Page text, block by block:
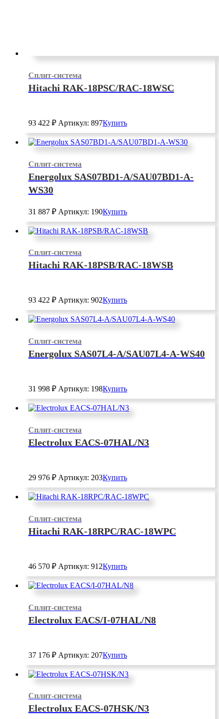
Сплит-система
Hitachi RAK-18PSC/RAC-18WSC
93 422 ₽ Артикул: 897Купить
Сплит-система
Energolux SAS07BD1-A/SAU07BD1-A-
WS30
31 887 ₽ Артикул: 190Купить
Сплит-система
Hitachi RAK-18PSB/RAC-18WSB
93 422 ₽ Артикул: 902Купить
Сплит-система
Energolux SAS07L4-A/SAU07L4-A-WS40
31 998 ₽ Артикул: 198Купить
Сплит-система
Electrolux EACS-07HAL/N3
29 976 ₽ Артикул: 203Купить
Сплит-система
Hitachi RAK-18RPC/RAC-18WPC
46 570 ₽ Артикул: 912Купить
Сплит-система
Electrolux EACS/I-07HAL/N8
37 176 ₽ Артикул: 207Купить
Сплит-система
Electrolux EACS-07HSK/N3